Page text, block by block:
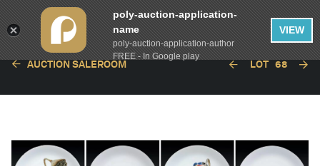
AUCTION SALEROOM LOT 68
poly-auction-application-
name
poly-auction-application-author
FREE - In Google play
VIEW